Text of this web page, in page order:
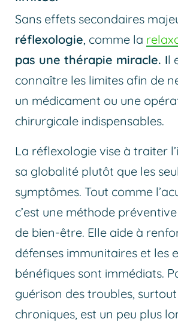
Sans effets secondaires
réflexologie, comme la
pas une thérapie miracle. Il
connaître les limites afin de
un médicament ou une
chirurgicale indispensables.
La réflexologie vise à traiter
sa globalité plutôt que les
symptômes. Tout comme
c’est une méthode
de bien-être. Elle aide à
défenses immunitaires et les
bénéfiques sont immédiats.
guérison des troubles, surtout
chroniques, est un peu plus